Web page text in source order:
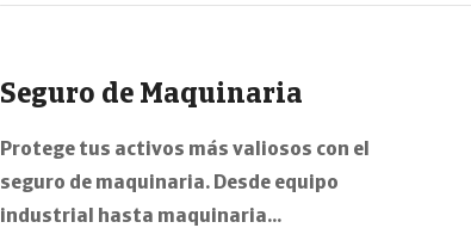
Seguro de Maquinaria
Protege tus activos más valiosos con el
seguro de maquinaria. Desde equipo
industrial hasta maquinaria…